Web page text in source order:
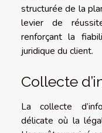
structurée de la
levier de
renforçant la
juridique du client.
Collecte
La collecte
délicate où la